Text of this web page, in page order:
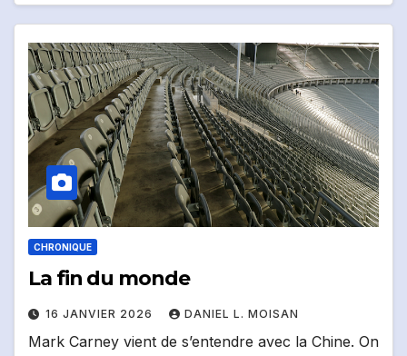
CHRONIQUE
La fin du monde
16 JANVIER 2026 DANIEL L. MOISAN
Mark Carney vient de s’entendre avec la Chine. On